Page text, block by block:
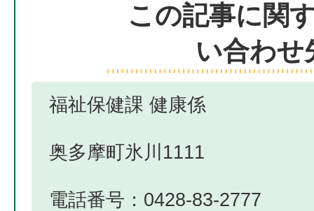
この記事に関
い合わせ
福祉保健課 健康係
奥多摩町氷川1111
電話番号：0428-83-2777